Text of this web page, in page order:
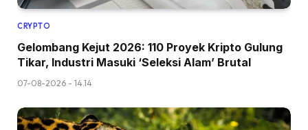
CRYPTO
Gelombang Kejut 2026: 110 Proyek Kripto Gulung
Tikar, Industri Masuki ‘Seleksi Alam’ Brutal
07-08-2026 - 14.14